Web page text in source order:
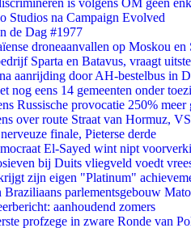
is volgens OM geen
Studios na Campaign Evolved
de Dag #1977
droneaanvallen op Moskou en
Sparta en Batavus, vraagt
aanrijding door AH-bestelbus in
nog eens 14 gemeenten onder
Russische provocatie 250% meer
over route Straat van Hormuz,
finale, Pieterse derde
El-Sayed wint nipt
bij Duits vliegveld voedt
zijn eigen "Platinum"
Braziliaans parlementsgebouw
aanhoudend zomers
profzege in zware Ronde van